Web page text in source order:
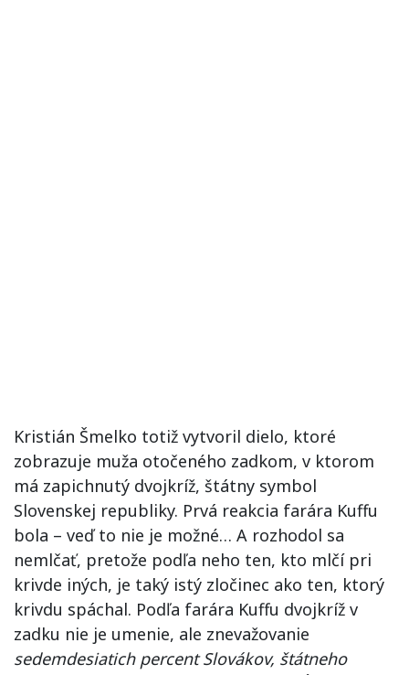
Kristián Šmelko totiž vytvoril dielo, ktoré
zobrazuje muža otočeného zadkom, v ktorom
má zapichnutý dvojkríž, štátny symbol
Slovenskej republiky. Prvá reakcia farára Kuffu
bola – veď to nie je možné… A rozhodol sa
nemlčať, pretože podľa neho ten, kto mlčí pri
krivde iných, je taký istý zločinec ako ten, ktorý
krivdu spáchal. Podľa farára Kuffu dvojkríž v
zadku nie je umenie, ale znevažovanie
sedemdesiatich percent Slovákov, štátneho